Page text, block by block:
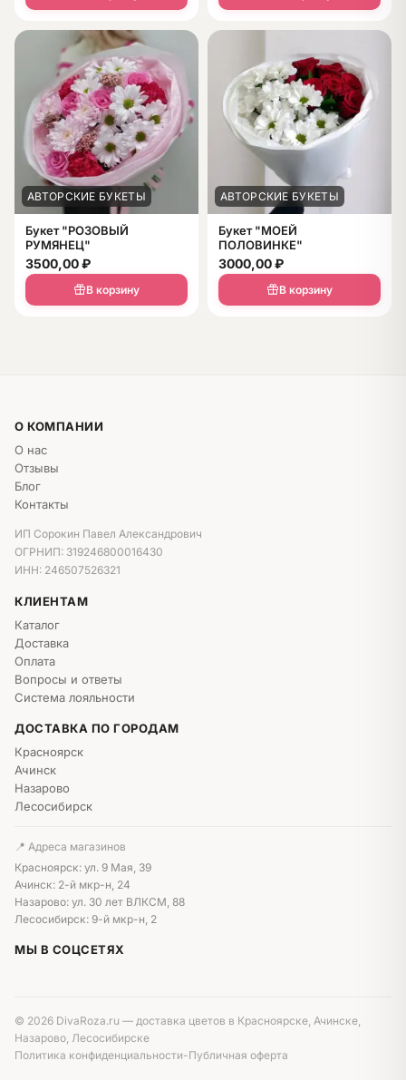
АВТОРСКИЕ БУКЕТЫ
Букет "РОЗОВЫЙ
РУМЯНЕЦ"
3500,00₽
В корзину
АВТОРСКИЕ БУКЕТЫ
Букет "МОЕЙ
ПОЛОВИНКЕ"
3000,00₽
В корзину
О КОМПАНИИ
О нас
Отзывы
Блог
Контакты
ИП Сорокин Павел Александрович
ОГРНИП: 319246800016430
ИНН: 246507526321
КЛИЕНТАМ
Каталог
Доставка
Оплата
Вопросы и ответы
Система лояльности
ДОСТАВКА ПО ГОРОДАМ
Красноярск
Ачинск
Назарово
Лесосибирск
📍 Адреса магазинов
Красноярск: ул. 9 Мая, 39
Ачинск: 2-й мкр-н, 24
Назарово: ул. 30 лет ВЛКСМ, 88
Лесосибирск: 9-й мкр-н, 2
МЫ В СОЦСЕТЯХ
© 2026 DivaRoza.ru — доставка цветов в Красноярске, Ачинске,
Назарово, Лесосибирске
Политика конфиденциальности-Публичная оферта